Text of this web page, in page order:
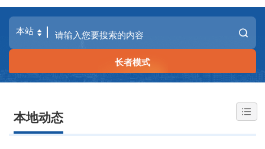
长者模式
本地动态